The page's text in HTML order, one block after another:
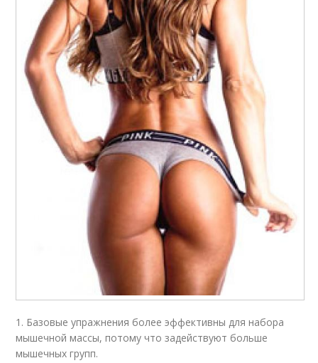
1. Базовые упражнения более эффективны для набора
мышечной массы, потому что задействуют больше
мышечных групп.